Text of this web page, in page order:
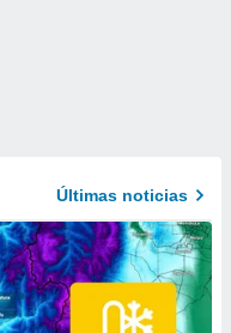
Últimas noticias